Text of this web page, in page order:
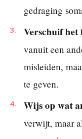
gedraging
Verschuif het
vanuit een
misleiden,
te geven.
Wijs op wat
verwijt, maar